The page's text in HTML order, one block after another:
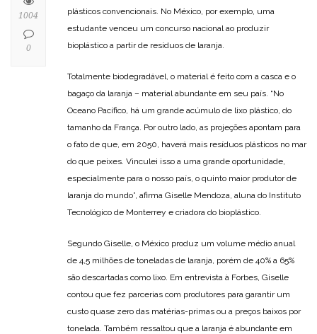
plásticos convencionais. No México, por exemplo, uma
estudante venceu um concurso nacional ao produzir
bioplástico a partir de resíduos de laranja.
Totalmente biodegradável, o material é feito com a casca e o
bagaço da laranja – material abundante em seu país. “No
Oceano Pacífico, há um grande acúmulo de lixo plástico, do
tamanho da França. Por outro lado, as projeções apontam para
o fato de que, em 2050, haverá mais resíduos plásticos no mar
do que peixes. Vinculei isso a uma grande oportunidade,
especialmente para o nosso país, o quinto maior produtor de
laranja do mundo”, afirma Giselle Mendoza, aluna do Instituto
Tecnológico de Monterrey e criadora do bioplástico.
Segundo Giselle, o México produz um volume médio anual
de 4,5 milhões de toneladas de laranja, porém de 40% a 65%
são descartadas como lixo. Em entrevista à Forbes, Giselle
contou que fez parcerias com produtores para garantir um
custo quase zero das matérias-primas ou a preços baixos por
tonelada. Também ressaltou que a laranja é abundante em
1004
0